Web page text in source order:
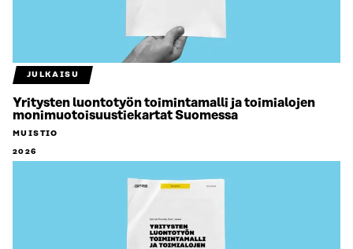
JULKAISU
Yritysten luontotyön toimintamalli ja toimialojen
monimuotoisuustiekartat Suomessa
MUISTIO
2026